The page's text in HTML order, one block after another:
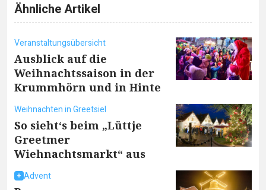
Ähnliche Artikel
Veranstaltungsübersicht
Ausblick auf die
Weihnachtssaison in der
Krummhörn und in Hinte
Weihnachten in Greetsiel
So sieht‘s beim „Lüttje
Greetmer
Wiehnachtsmarkt“ aus
Advent